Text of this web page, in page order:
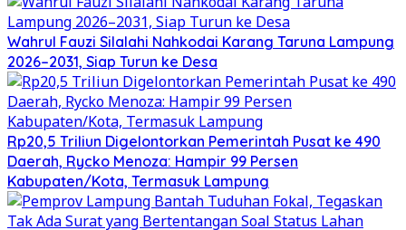
Wahrul Fauzi Silalahi Nahkodai Karang Taruna Lampung
2026–2031, Siap Turun ke Desa
Rp20,5 Triliun Digelontorkan Pemerintah Pusat ke 490
Daerah, Rycko Menoza: Hampir 99 Persen
Kabupaten/Kota, Termasuk Lampung